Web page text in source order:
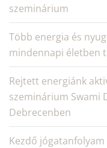
szeminárium
Több energia és
mindennapi életben
Rejtett energiánk
szeminárium Swami
Debrecenben
Kezdő